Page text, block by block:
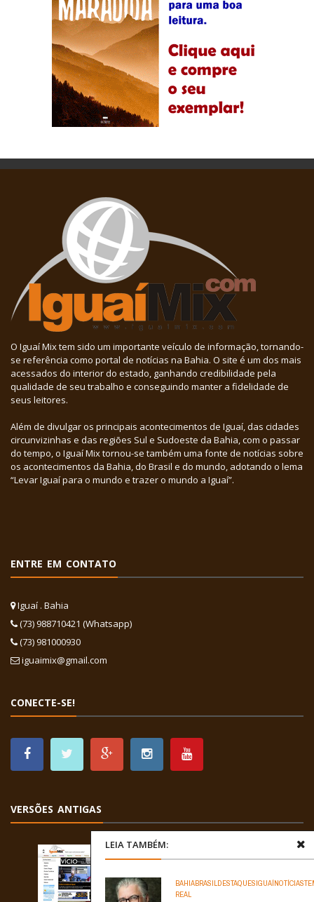
LEIA TAMBÉM:
BAHIABRASILDESTAQUESIGUAÍNOTÍCIAS
REAL
O Iguaí Mix tem sido um importante veículo de informação, tornando-
se referência como portal de notícias na Bahia. O site é um dos mais
acessados do interior do estado, ganhando credibilidade pela
qualidade de seu trabalho e conseguindo manter a fidelidade de
seus leitores.
Além de divulgar os principais acontecimentos de Iguaí, das cidades
circunvizinhas e das regiões Sul e Sudoeste da Bahia, com o passar
do tempo, o Iguaí Mix tornou-se também uma fonte de notícias sobre
os acontecimentos da Bahia, do Brasil e do mundo, adotando o lema
“Levar Iguaí para o mundo e trazer o mundo a Iguaí”.
ENTRE EM CONTATO
Iguaí . Bahia
(73) 988710421 (Whatsapp)
(73) 981000930
iguaimix@gmail.com
CONECTE-SE!
VERSÕES ANTIGAS